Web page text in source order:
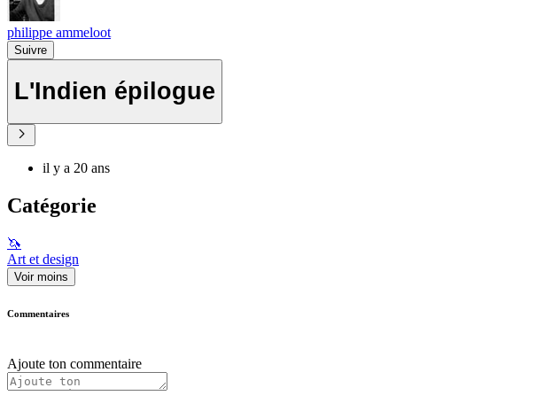
philippe ammeloot
Suivre
L'Indien épilogue
il y a 20 ans
Catégorie
🦄
Art et design
Voir moins
Commentaires
Ajoute ton commentaire